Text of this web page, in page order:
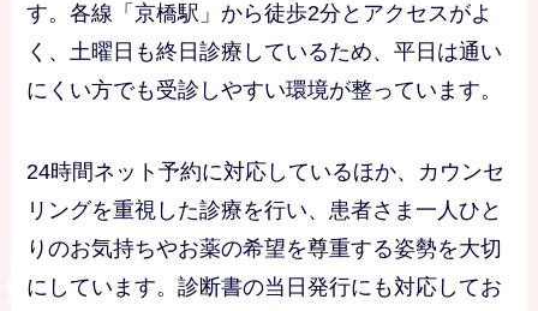
す。各線「京橋駅」から徒歩2分とアクセスがよ
く、土曜日も終日診療しているため、平日は通い
にくい方でも受診しやすい環境が整っています。
24時間ネット予約に対応しているほか、カウンセ
リングを重視した診療を行い、患者さま一人ひと
りのお気持ちやお薬の希望を尊重する姿勢を大切
にしています。診断書の当日発行にも対応してお